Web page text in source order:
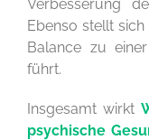
Verbesserung
Ebenso stellt
Balance zu
führt.
Insgesamt wirkt
psychische